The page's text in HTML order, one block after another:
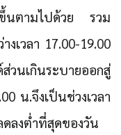
ขึ้นตามไปด้วย รวม
เวลา 17.00-19.00
นเกินระบายออกสู่
น.จึงเป็นช่วงเวลา
ลงต่ำที่สุดของวัน